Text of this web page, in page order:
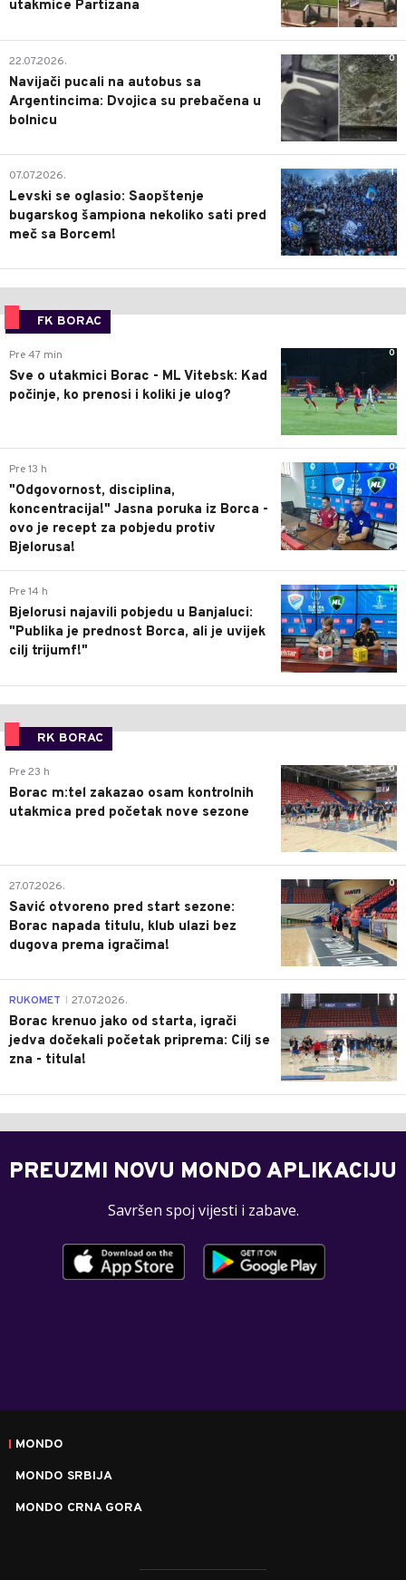
utakmice Partizana
0
22.07.2026.
Navijači pucali na autobus sa
Argentincima: Dvojica su prebačena u
bolnicu
1
07.07.2026.
Levski se oglasio: Saopštenje
bugarskog šampiona nekoliko sati pred
meč sa Borcem!
FK BORAC
0
Pre 47 min
Sve o utakmici Borac - ML Vitebsk: Kad
počinje, ko prenosi i koliki je ulog?
0
Pre 13 h
"Odgovornost, disciplina,
koncentracija!" Jasna poruka iz Borca -
ovo je recept za pobjedu protiv
Bjelorusa!
0
Pre 14 h
Bjelorusi najavili pobjedu u Banjaluci:
"Publika je prednost Borca, ali je uvijek
cilj trijumf!"
RK BORAC
0
Pre 23 h
Borac m:tel zakazao osam kontrolnih
utakmica pred početak nove sezone
0
27.07.2026.
Savić otvoreno pred start sezone:
Borac napada titulu, klub ulazi bez
dugova prema igračima!
0
RUKOMET 27.07.2026.
Borac krenuo jako od starta, igrači
jedva dočekali početak priprema: Cilj se
zna - titula!
PREUZMI NOVU MONDO APLIKACIJU
Savršen spoj vijesti i zabave.
MONDO
MONDO SRBIJA
MONDO CRNA GORA